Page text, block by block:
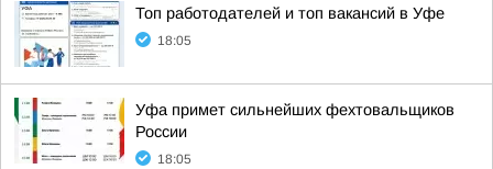
Топ работодателей и топ вакансий в Уфе
18:05
Уфа примет сильнейших фехтовальщиков
России
18:05